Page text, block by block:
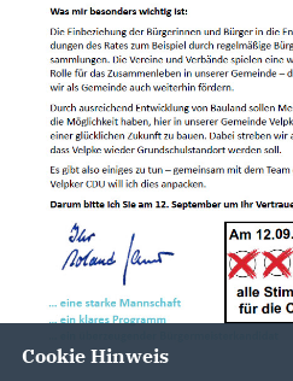
Cookie Hinweis